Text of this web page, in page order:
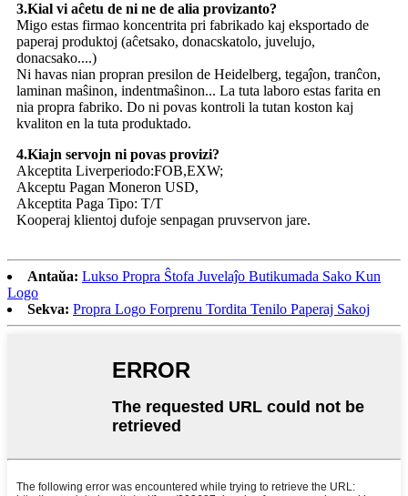
3.Kial vi aĉetu de ni ne de alia provizanto?
Migo estas firmao koncentrita pri fabrikado kaj eksportado de
paperaj produktoj (aĉetsako, donacskatolo, juvelujo,
donacsako....)
Ni havas nian propran presilon de Heidelberg, tegaĵon, tranĉon,
laminan maŝinon, indentmaŝinon... La tuta laboro estas farita en
nia propra fabriko. Do ni povas kontroli la tutan koston kaj
kvaliton en la tuta produktado.
4.Kiajn servojn ni povas provizi?
Akceptita Liverperiodo:FOB,EXW;
Akceptu Pagan Moneron USD,
Akceptita Paga Tipo: T/T
Kooperaj klientoj dufoje senpagan pruvservon jare.
Antaŭa: Lukso Propra Ŝtofa Juvelaĵo Butikumada Sako Kun
Logo
Sekva: Propra Logo Forprenu Tordita Tenilo Paperaj Sakoj